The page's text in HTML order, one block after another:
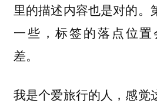
里的描述内容也是对的。
一些，标签的落点位
差。
我是个爱旅行的人，感觉